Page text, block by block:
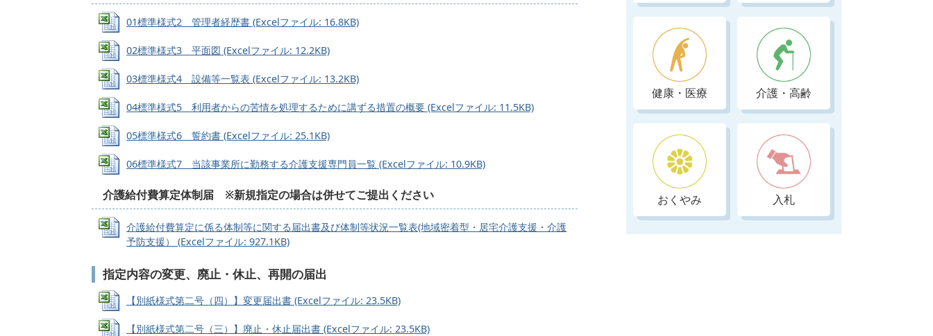
01標準様式2 管理者経歴書 (Excelファイル: 16.8KB)
02標準様式3 平面図 (Excelファイル: 12.2KB)
03標準様式4 設備等一覧表 (Excelファイル: 13.2KB)
04標準様式5 利用者からの苦情を処理するために講ずる措置の概要 (Excelファイル: 11.5KB)
05標準様式6 誓約書 (Excelファイル: 25.1KB)
06標準様式7 当該事業所に勤務する介護支援専門員一覧 (Excelファイル: 10.9KB)
介護給付費算定体制届 ※新規指定の場合は併せてご提出ください
介護給付費算定に係る体制等に関する届出書及び体制等状況一覧表(地域密着型・居宅介護支援・介護
予防支援） (Excelファイル: 927.1KB)
指定内容の変更、廃止・休止、再開の届出
【別紙様式第二号（四）】変更届出書 (Excelファイル: 23.5KB)
【別紙様式第二号（三）】廃止・休止届出書 (Excelファイル: 23.5KB)
健康・医療 介護・高齢
おくやみ 入札